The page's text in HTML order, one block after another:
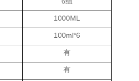
1000ML
100ml*6
有
有